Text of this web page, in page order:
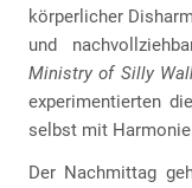
körperlicher
und
Ministry of Silly
experimentierten
selbst mit
Der Nachmittag